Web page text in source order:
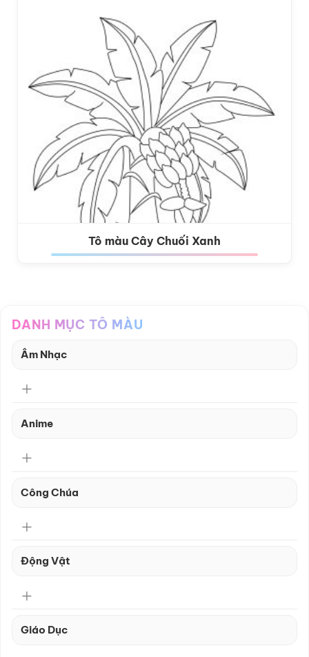
Tô màu Cây Chuối Xanh
DANH MỤC TÔ MÀU
Âm Nhạc
Anime
Công Chúa
Động Vật
Giáo Dục